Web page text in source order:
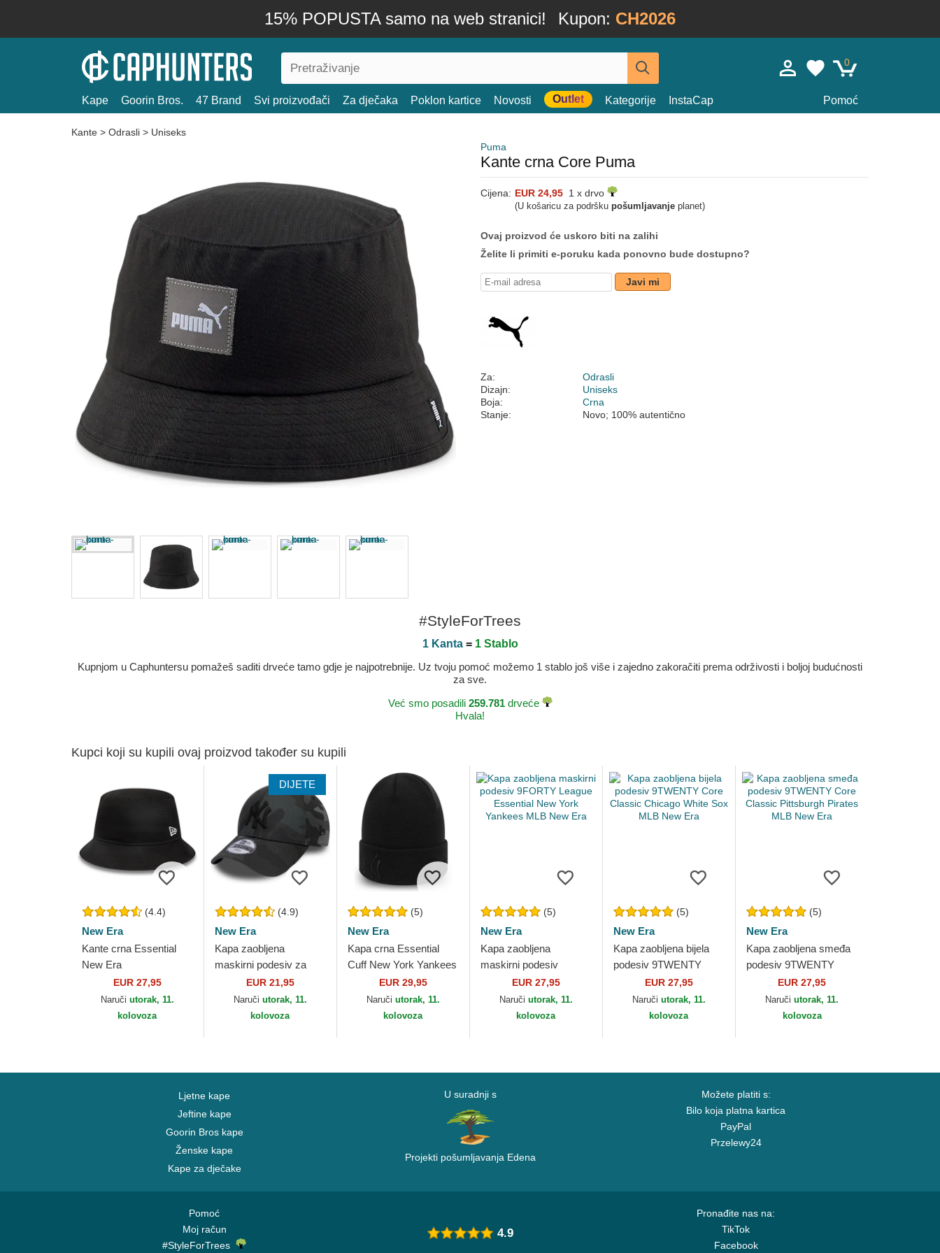
15% POPUSTA samo na web stranici! Kupon: CH2026
0
Kape Goorin Bros. 47 Brand Svi proizvođači Za dječaka Poklon kartice Novosti Outlet Kategorije InstaCap Pomoć
Kante > Odrasli > Uniseks
Puma
Kante crna Core Puma
Cijena: EUR 24,95 1 x drvo
(U košaricu za podršku pošumljavanje planet)
Ovaj proizvod će uskoro biti na zalihi
Želite li primiti e-poruku kada ponovno bude dostupno?
Javi mi
Za:
Odrasli
Dizajn:
Uniseks
Boja:
Crna
Stanje:
Novo; 100% autentično
#StyleForTrees
1 Kanta= 1 Stablo
Kupnjom u Caphuntersu pomažeš saditi drveće tamo gdje je najpotrebnije. Uz tvoju pomoć možemo 1 stablo još više i zajedno zakoračiti prema održivosti i boljoj budućnosti
za sve.
Već smo posadili 259.781drveće
Hvala!
Kupci koji su kupili ovaj proizvod također su kupili
(4.4)
New Era
Kante crna Essential
New Era
EUR 27,95
Naruči utorak, 11.
kolovoza
DIJETE
(4.9)
New Era
Kapa zaobljena
maskirni podesiv za
djecu 9FORTY League
Essential New York
Yankees MLB New Era
EUR 21,95
Naruči utorak, 11.
kolovoza
(5)
New Era
Kapa crna Essential
Cuff New York Yankees
MLB New Era
EUR 29,95
Naruči utorak, 11.
kolovoza
(5)
New Era
Kapa zaobljena
maskirni podesiv
9FORTY League
Essential New York
Yankees MLB New Era
EUR 27,95
Naruči utorak, 11.
kolovoza
(5)
New Era
Kapa zaobljena bijela
podesiv 9TWENTY
Core Classic Chicago
White Sox MLB New
EUR 27,95
Naruči utorak, 11.
kolovoza
(5)
New Era
Kapa zaobljena smeđa
podesiv 9TWENTY
Core Classic Pittsburgh
Pirates MLB New Era
EUR 27,95
Naručiutorak, 11.
kolovoza
Ljetne kape
Jeftine kape
Goorin Bros kape
Ženske kape
Kape za dječake
U suradnji s
Projekti pošumljavanja Edena
Možete platiti s:
Bilo koja platna kartica
PayPal
Przelewy24
Pomoć
Moj račun
#StyleForTrees
Pronađite nas na:
TikTok
Facebook
4.9